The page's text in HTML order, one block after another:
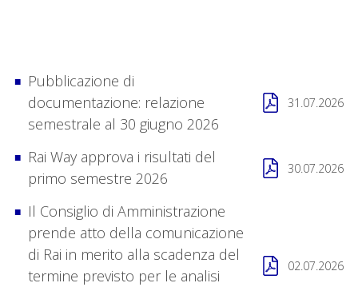
Pubblicazione di
documentazione: relazione
semestrale al 30 giugno 2026
31.07.2026
Rai Way approva i risultati del
primo semestre 2026
30.07.2026
Il Consiglio di Amministrazione
prende atto della comunicazione
di Rai in merito alla scadenza del
termine previsto per le analisi
02.07.2026